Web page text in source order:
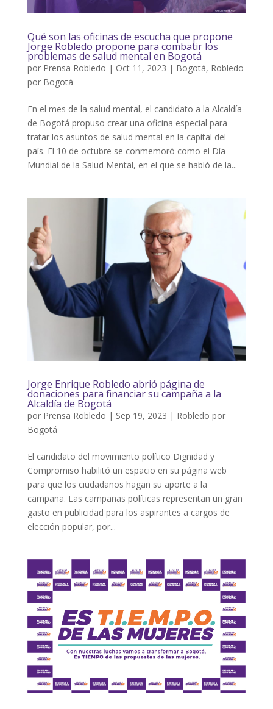
Qué son las oficinas de escucha que propone
Jorge Robledo propone para combatir los
problemas de salud mental en Bogotá
por Prensa Robledo | Oct 11, 2023 | Bogotá, Robledo
por Bogotá
En el mes de la salud mental, el candidato a la Alcaldía
de Bogotá propuso crear una oficina especial para
tratar los asuntos de salud mental en la capital del
país. El 10 de octubre se conmemoró como el Día
Mundial de la Salud Mental, en el que se habló de la...
Jorge Enrique Robledo abrió página de
donaciones para financiar su campaña a la
Alcaldía de Bogotá
por Prensa Robledo | Sep 19, 2023 | Robledo por
Bogotá
El candidato del movimiento político Dignidad y
Compromiso habilitó un espacio en su página web
para que los ciudadanos hagan su aporte a la
campaña. Las campañas políticas representan un gran
gasto en publicidad para los aspirantes a cargos de
elección popular, por...